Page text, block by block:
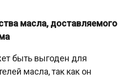
масла, доставляемого
быть выгоден для
масла, так как он